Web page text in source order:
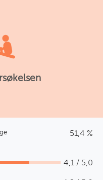
51,4 %
4,1 / 5,0